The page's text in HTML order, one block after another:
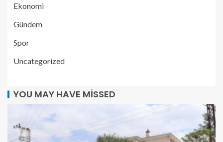
Ekonomi
Gündem
Spor
Uncategorized
YOU MAY HAVE MISSED